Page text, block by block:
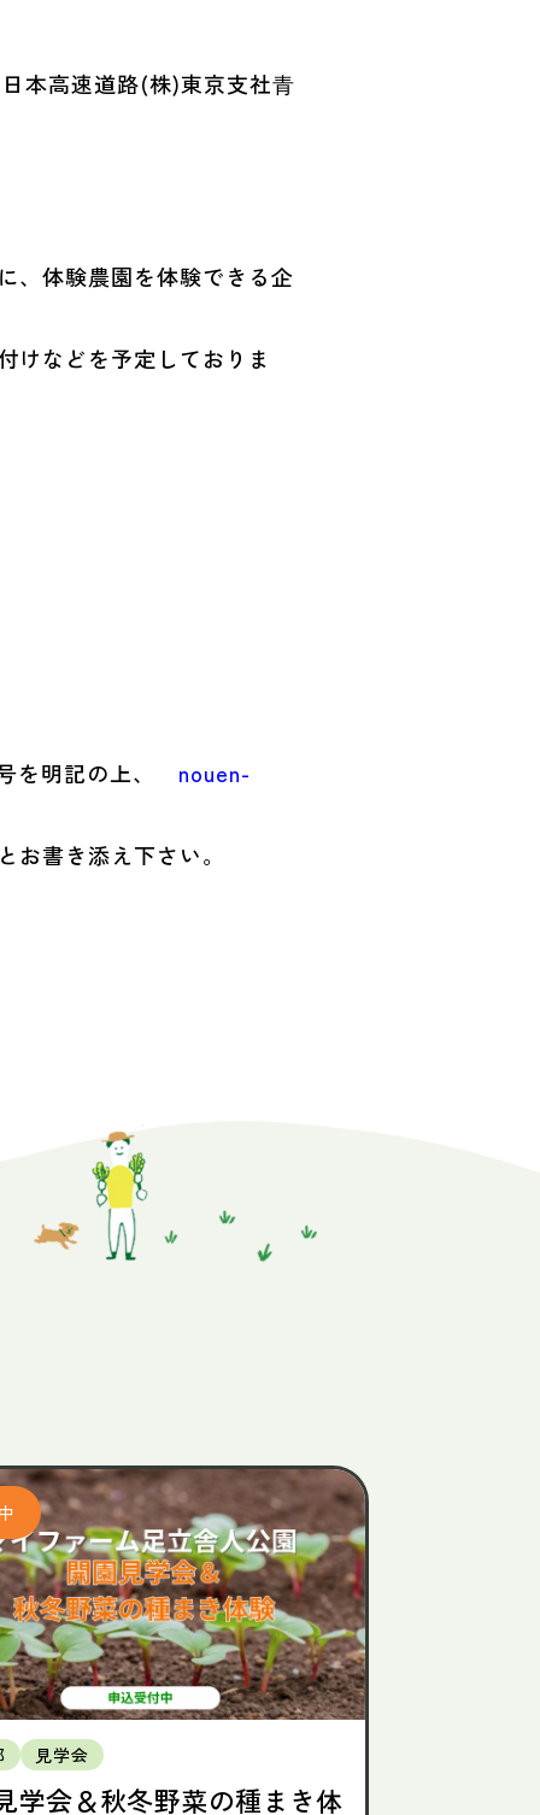
本高速道路(株)東京支社⻘
、体験農園を体験できる企
けなどを予定しておりま
を明記の上、 nouen-
書き添え下さい。
見学会
学会＆秋冬野菜の種まき体